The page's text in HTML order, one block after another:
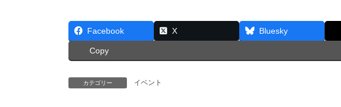
Facebook X Bluesky
Copy
カテゴリー イベント